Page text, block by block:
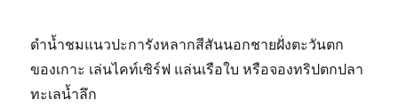
ดำน้ำชมแนวปะการังหลากสีสันนอกชายฝั่งตะวันตก
ของเกาะ เล่นไคท์เซิร์ฟ แล่นเรือใบ หรือจองทริปตกปลา
ทะเลน้ำลึก